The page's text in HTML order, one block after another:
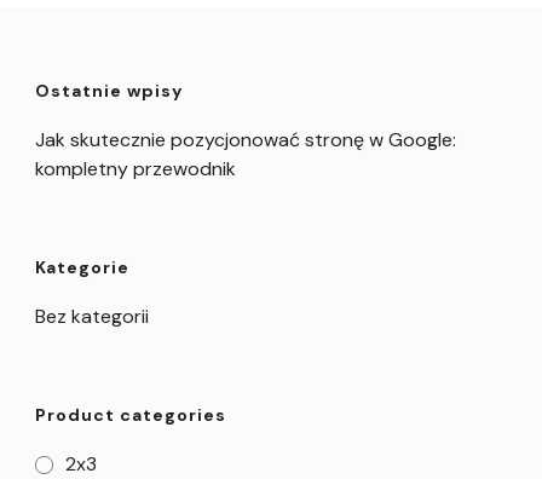
Ostatnie wpisy
Jak skutecznie pozycjonować stronę w Google:
kompletny przewodnik
Kategorie
Bez kategorii
Product categories
2x3